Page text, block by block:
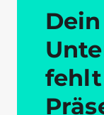
Dein
fehlt